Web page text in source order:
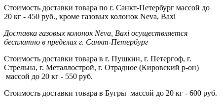
Стоимость доставки товара по г. Санкт-Петербург массой до
20 кг - 450 руб., кроме газовых колонок Neva, Baxi
Доставка газовых колонок Neva, Baxi осуществляется
бесплатно в пределах г. Санкт-Петербург
Стоимость доставки товара в г. Пушкин, г. Петергоф, г.
Стрельна, г. Металлострой, г. Отрадное (Кировский р-он)
массой до 20 кг - 550 руб.
Стоимость доставки товара в Бугры массой до 20 кг - 600 руб.